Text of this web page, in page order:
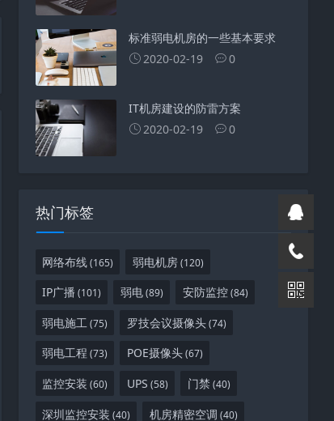
标准弱电机房的一些基本要求
2020-02-19
0
IT机房建设的防雷方案
2020-02-19
0
热门标签
网络布线(165) 弱电机房(120)
IP广播 (101) 弱电(89) 安防监控(84)
弱电施工(75) 罗技会议摄像头(74)
弱电工程 (73) POE摄像头(67)
监控安装 (60) UPS (58) 门禁 (40)
深圳监控安装 (40) 机房精密空调 (40)